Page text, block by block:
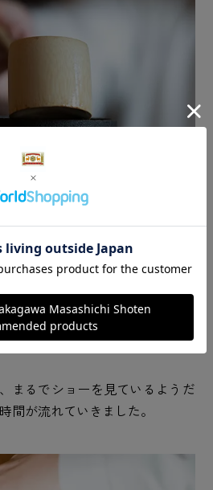
まるでショーを見ているようだ
間が流れていきました。